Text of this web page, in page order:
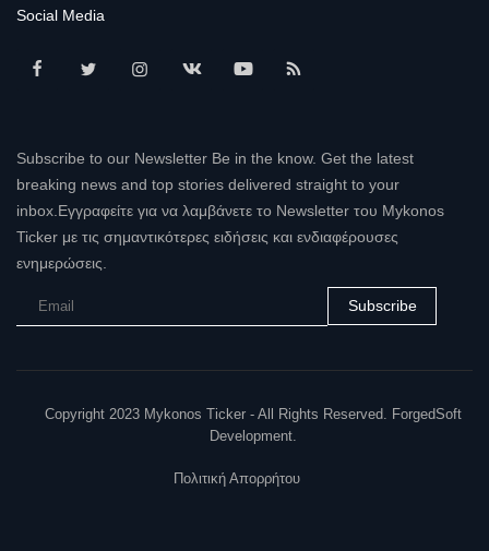
Social Media
Subscribe to our Newsletter Be in the know. Get the latest
breaking news and top stories delivered straight to your
inbox.Εγγραφείτε για να λαμβάνετε το Newsletter του Mykonos
Ticker με τις σημαντικότερες ειδήσεις και ενδιαφέρουσες
ενημερώσεις.
Subscribe
Copyright 2023 Mykonos Ticker - All Rights Reserved. ForgedSoft
Development.
Πολιτική Απορρήτου